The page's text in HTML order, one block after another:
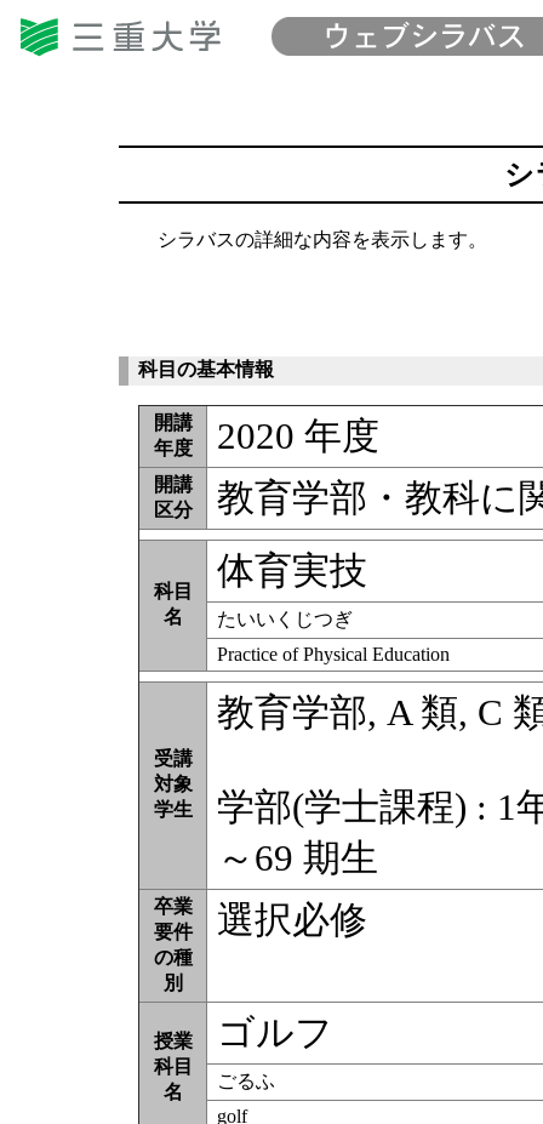
シ
シラバスの詳細な内容を表示します。
科目の基本情報
開講
年度
2020 年度
開講
区分
教育学部・教科に
科目
名
体育実技
たいいくじつぎ
Practice of Physical Education
受講
対象
学生
教育学部, A 類, C
学部(学士課程) : 1
～69 期生
卒業
要件
の種
別
選択必修
授業
科目
名
ゴルフ
ごるふ
golf